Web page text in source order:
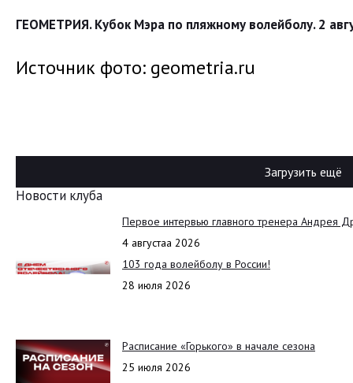
ГЕОМЕТРИЯ. Кубок Мэра по пляжному волейболу. 2
Источник фото: geometria.ru
Загрузить ещё
Новости клуба
Первое интервью главного тренера Андрея
4 августаа 2026
103 года волейболу в России!
28 июля 2026
Расписание «Горького» в начале сезона
25 июля 2026